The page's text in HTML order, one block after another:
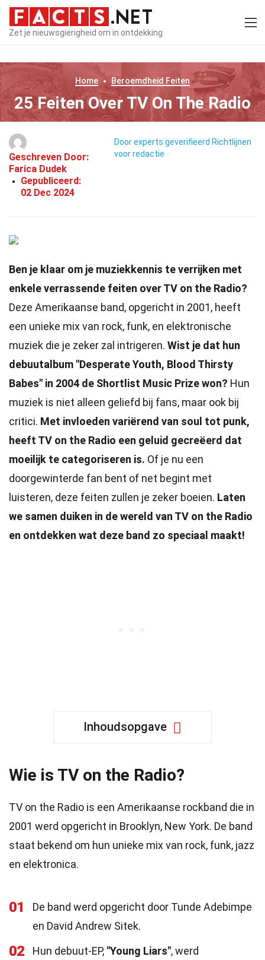
Zet je nieuwsgierigheid om in ontdekking
Home Beroemdheid Feiten
25 Feiten Over TV On The Radio
Geschreven Door:
Farica Dudek
Gepubliceerd:
02 Dec 2024
Door experts geverifieerd Richtlijnen
voor redactie
Ben je klaar om je muziekkennis te verrijken met
enkele verrassende feiten over TV on the Radio?
Deze Amerikaanse band, opgericht in 2001, heeft
een unieke mix van rock, funk, en elektronische
muziek die je zeker zal intrigeren. Wist je dat hun
debuutalbum "Desperate Youth, Blood Thirsty
Babes" in 2004 de Shortlist Music Prize won? Hun
muziek is niet alleen geliefd bij fans, maar ook bij
critici. Met invloeden variërend van soul tot punk,
heeft TV on the Radio een geluid gecreëerd dat
moeilijk te categoriseren is. Of je nu een
doorgewinterde fan bent of net begint met
luisteren, deze feiten zullen je zeker boeien. Laten
we samen duiken in de wereld van TV on the Radio
en ontdekken wat deze band zo speciaal maakt!
Inhoudsopgave
Wie is TV on the Radio?
TV on the Radio is een Amerikaanse rockband die in
2001 werd opgericht in Brooklyn, New York. De band
staat bekend om hun unieke mix van rock, funk, jazz
en elektronica.
01
De band werd opgericht door Tunde Adebimpe
en David Andrew Sitek.
02 Hun debuut-EP, "Young Liars", werd